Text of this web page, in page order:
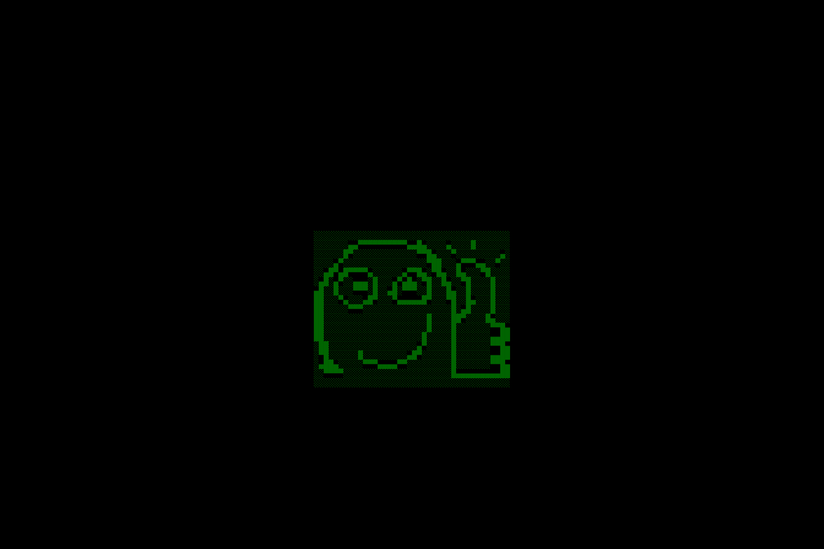
░░░░░░░░░░░░░░░░░░░░░░░░░░░░░░░░░░░░░░░░
░░░░░░░▄▄▀▀▀▀▀▀▀▀▀▀▄▄█▄░░░░▄░░░░█░░░░░░░
░░░░░░█▀░░░░░░░░░░░░░▀▀█▄░░░▀░░░░░░░░░▄░
░░░░▄▀░░░░░░░░░░░░░░░░░▀██░░░▄▀▀▀▄▄░░▀░░
░░▄█▀▄█▀▀▀▀▄░░░░░░▄▀▀█▄░▀█▄░░█▄░░░▀█░░░░
░▄█░▄▀░░▄▄▄░█░░░▄▀▄█▄░▀█░░█▄░░▀█░░░░█░░░
▄█░░█░░░▀▀▀░█░░▄█░▀▀▀░░█░░░█▄░░█░░░░█░░░
██░░░▀▄░░░▄█▀░░░▀▄▄▄▄▄█▀░░░▀█░░█▄░░░█░░░
██░░░░░▀▀▀░░░░░░░░░░░░░░░░░░█░▄█░░░░█░░░
██░░░░░░░░░░░░░░░░░░░░░█░░░░██▀░░░░█▄░░░
██░░░░░░░░░░░░░░░░░░░░░█░░░░█░░░░░░░▀▀█▄
██░░░░░░░░░░░░░░░░░░░░█░░░░░█░░░░░░░▄▄██
░██░░░░░░░░░░░░░░░░░░▄▀░░░░░█░░░░░░░▀▀█▄
░▀█░░░░░░█░░░░░░░░░▄█▀░░░░░░█░░░░░░░▄▄██
░▄██▄░░░░░▀▀▀▄▄▄▄▀▀░░░░░░░░░█░░░░░░░▀▀█▄
░░▀▀▀▀░░░░░░░░░░░░░░░░░░░░░░█▄▄▄▄▄▄▄▄▄██
░░░░░░░░░░░░░░░░░░░░░░░░░░░░░░░░░░░░░░░░